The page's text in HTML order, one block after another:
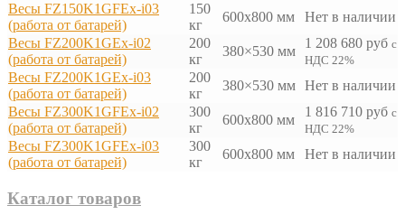
Весы FZ150K1GFEx-i03
(работа от батарей)
150
кг
600x800 мм
Нет в наличии
Весы FZ200K1GEx-i02
(работа от батарей)
200
кг
380×530 мм
1 208 680 руб с
НДС 22%
Весы FZ200K1GEx-i03
(работа от батарей)
200
кг
380×530 мм Нет в наличии
Весы FZ300K1GFEx-i02
(работа от батарей)
300
кг
600x800 мм
1 816 710 руб с
НДС 22%
Весы FZ300K1GFEx-i03
(работа от батарей)
300
кг
600x800 мм Нет в наличии
Каталог товаров